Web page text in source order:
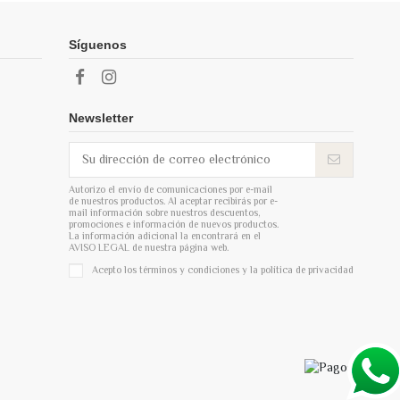
Síguenos
Newsletter
Autorizo el envío de comunicaciones por e-mail
de nuestros productos. Al aceptar recibirás por e-
mail información sobre nuestros descuentos,
promociones e información de nuevos productos.
La información adicional la encontrará en el
AVISO LEGAL de nuestra página web.
Acepto los términos y condiciones y la política de privacidad